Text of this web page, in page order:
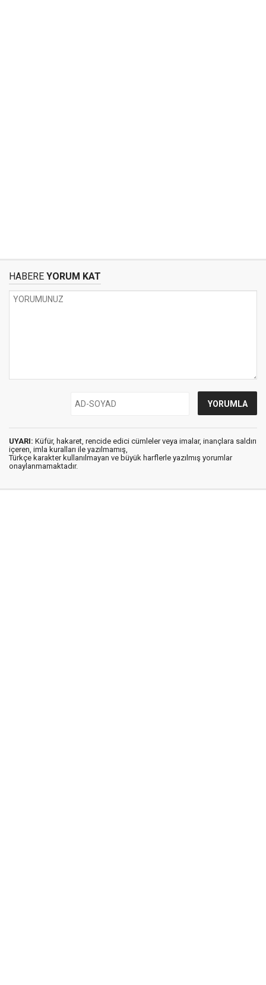
HABERE YORUM KAT
UYARI: Küfür, hakaret, rencide edici cümleler veya imalar, inançlara saldırı
içeren, imla kuralları ile yazılmamış,
Türkçe karakter kullanılmayan ve büyük harflerle yazılmış yorumlar
onaylanmamaktadır.